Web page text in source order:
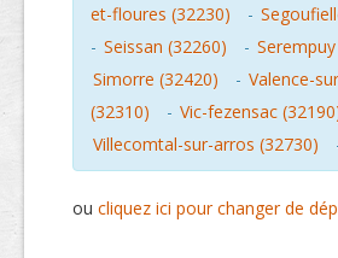
et-floures (32230)
-
- Seissan (32260) -
Simorre (32420)
- Valence-
(32310)
- Vic-fezensac
Villecomtal-sur-arros (32730)
ou cliquez ici pour changer de